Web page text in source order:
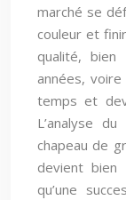
marché se
couleur et
qualité, bien
années,
temps et
L’analyse du
chapeau de
devient bien
qu’une